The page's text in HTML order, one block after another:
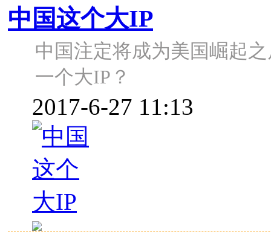
中国这个大IP
中国注定将成为美国崛起
一个大IP？
2017-6-27 11:13